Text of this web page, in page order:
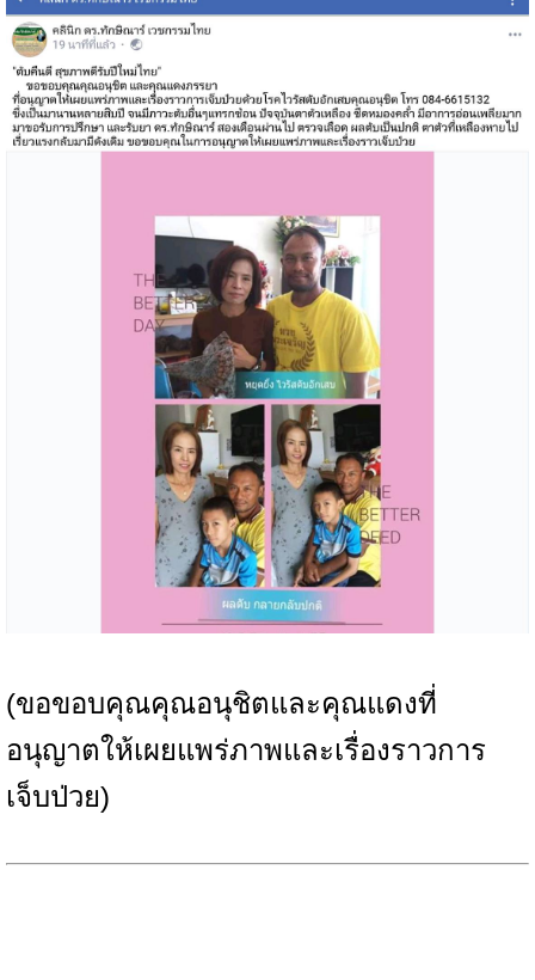
(ขอขอบคุณคุณอนุชิตและคุณแดงที่
อนุญาตให้เผยแพร่ภาพและเรื่องราวการ
เจ็บป่วย)